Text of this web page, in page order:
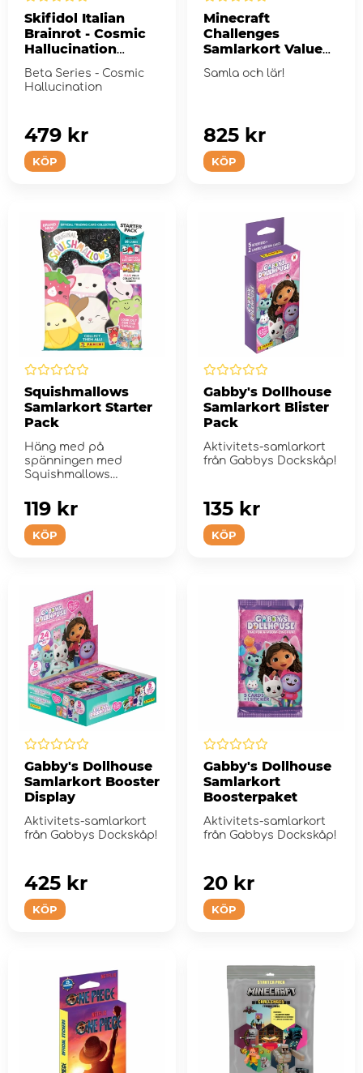
Skifidol Italian
Brainrot - Cosmic
Hallucination
Booster Display
Beta Series - Cosmic
Hallucination
KÖP
479 kr
Minecraft
Challenges
Samlarkort Value
Pack Display
Samla och lär!
KÖP
825 kr
Squishmallows
Samlarkort Starter
Pack
Häng med på
spänningen med
Squishmallows
KÖP
119 kr
Gabby's Dollhouse
Samlarkort Blister
Pack
Aktivitets-samlarkort
från Gabbys Dockskåp!
KÖP
135 kr
Gabby's Dollhouse
Samlarkort Booster
Display
Aktivitets-samlarkort
från Gabbys Dockskåp!
KÖP
425 kr
Gabby's Dollhouse
Samlarkort
Boosterpaket
Aktivitets-samlarkort
från Gabbys Dockskåp!
KÖP
20 kr